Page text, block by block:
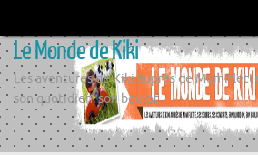
contenu
Le Monde de Kiki
Les aventures de Kiki auprès de
son quotidien, son boulot